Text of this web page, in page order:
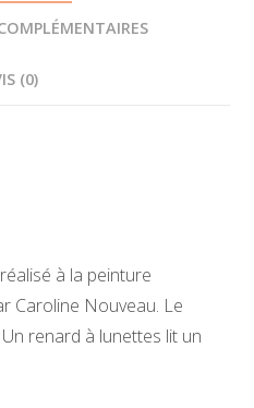
(0)
à la peinture
Caroline Nouveau. Le
renard à lunettes lit un